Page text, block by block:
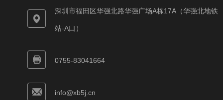
深圳市福田区华强北路华强广场A栋17A（华强北地铁
站-A口）
0755-83041664
info@xb5j.cn